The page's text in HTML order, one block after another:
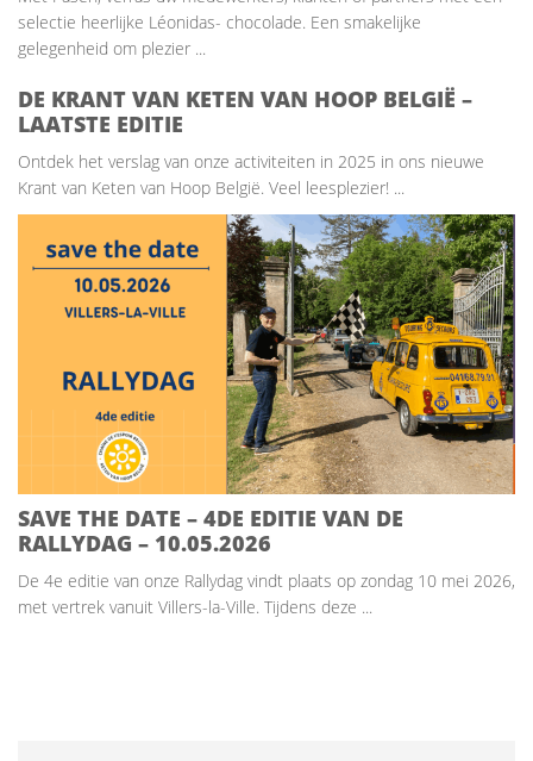
selectie heerlijke Léonidas- chocolade. Een smakelijke
gelegenheid om plezier ...
DE KRANT VAN KETEN VAN HOOP BELGIË –
LAATSTE EDITIE
Ontdek het verslag van onze activiteiten in 2025 in ons nieuwe
Krant van Keten van Hoop België. Veel leesplezier! ...
SAVE THE DATE – 4DE EDITIE VAN DE
RALLYDAG – 10.05.2026
De 4e editie van onze Rallydag vindt plaats op zondag 10 mei 2026,
met vertrek vanuit Villers-la-Ville. Tijdens deze ...